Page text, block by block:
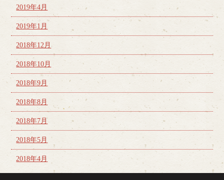
2019年4月
2019年1月
2018年12月
2018年10月
2018年9月
2018年8月
2018年7月
2018年5月
2018年4月